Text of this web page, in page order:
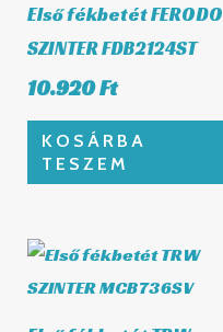
Első fékbetét FERODO
SZINTER FDB2124ST
10.920Ft
KOSÁRBA
TESZEM